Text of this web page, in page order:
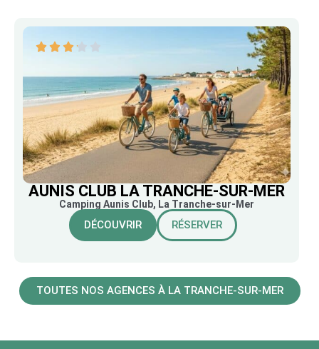
AUNIS CLUB LA TRANCHE-SUR-MER
Camping Aunis Club, La Tranche-sur-Mer
DÉCOUVRIR RÉSERVER
TOUTES NOS AGENCES À LA TRANCHE-SUR-MER